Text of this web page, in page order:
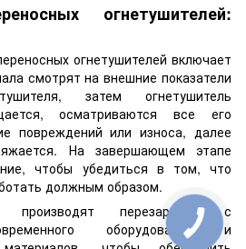
огнетушителей:
огнетушителей включает
смотрят на внешние показатели
затем огнетушитель
осматриваются все его
повреждений или износа, далее
На завершающем этапе
чтобы убедиться в том, что
должным образом.
производят перезарядку с
оборудования и